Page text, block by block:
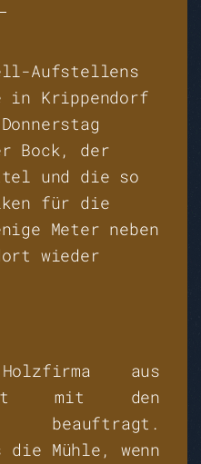
Aufstellens
in Krippendorf
Bock, der
und die so
für die
Meter neben
wieder
aus
ist mit den
beauftragt.
Mühle, wenn